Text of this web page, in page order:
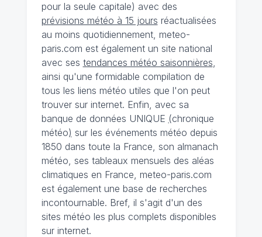
pour la seule capitale) avec des
prévisions météo à 15 jours réactualisées
au moins quotidiennement, meteo-
paris.com est également un site national
avec ses tendances météo saisonnières,
ainsi qu'une formidable compilation de
tous les liens météo utiles que l'on peut
trouver sur internet. Enfin, avec sa
banque de données UNIQUE (chronique
météo) sur les événements météo depuis
1850 dans toute la France, son almanach
météo, ses tableaux mensuels des aléas
climatiques en France, meteo-paris.com
est également une base de recherches
incontournable. Bref, il s'agit d'un des
sites météo les plus complets disponibles
sur internet.